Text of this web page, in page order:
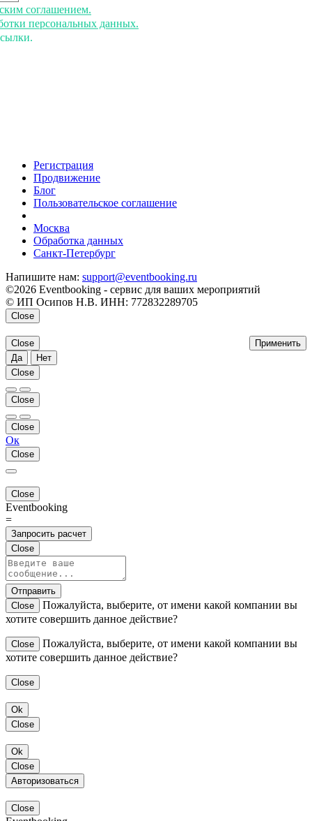
соглашением.
персональных данных.
Регистрация
Продвижение
Блог
Пользовательское соглашение
Москва
Обработка данных
Санкт-Петербург
Напишите нам: support@eventbooking.ru
©2026 Eventbooking - сервис для ваших мероприятий
© ИП Осипов Н.В. ИНН: 772832289705
Close
Применить
Close
Да
Нет
Close
Close
Close
Ок
Close
Close
Eventbooking
=
Запросить расчет
Close
Отправить
Close
Пожалуйста, выберите, от имени какой компании вы
хотите совершить данное действие?
Close
Пожалуйста, выберите, от имени какой компании вы
хотите совершить данное действие?
Close
Ok
Close
Ok
Close
Авторизоваться
Close